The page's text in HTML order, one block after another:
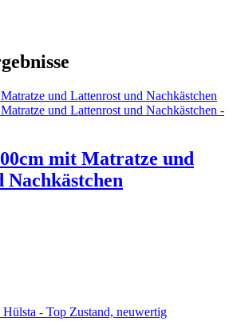
mit Matratze und